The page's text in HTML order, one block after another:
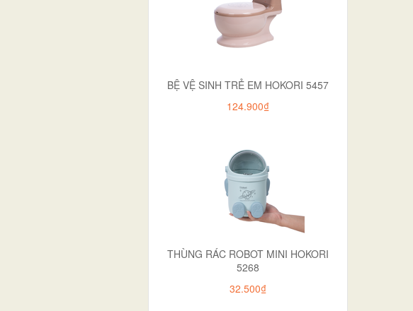
BỆ VỆ SINH TRẺ EM HOKORI 5457
124.900₫
THÙNG RÁC ROBOT MINI HOKORI
5268
32.500₫